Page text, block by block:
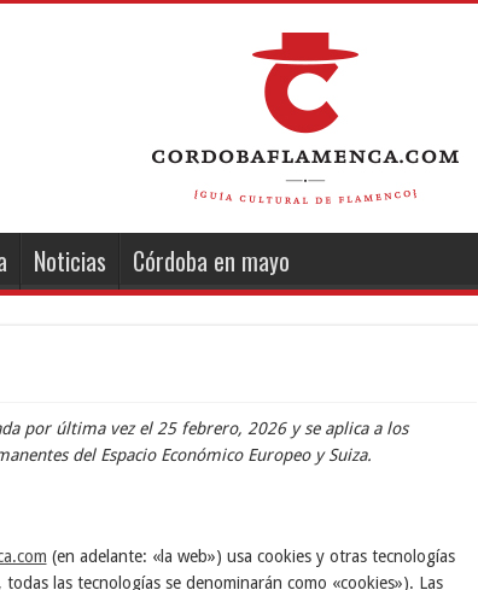
Noticias Córdoba en mayo
por última vez el 25 febrero, 2026 y se aplica a los
del Espacio Económico Europeo y Suiza.
(en adelante: «la web») usa cookies y otras tecnologías
las tecnologías se denominarán como «cookies»). Las